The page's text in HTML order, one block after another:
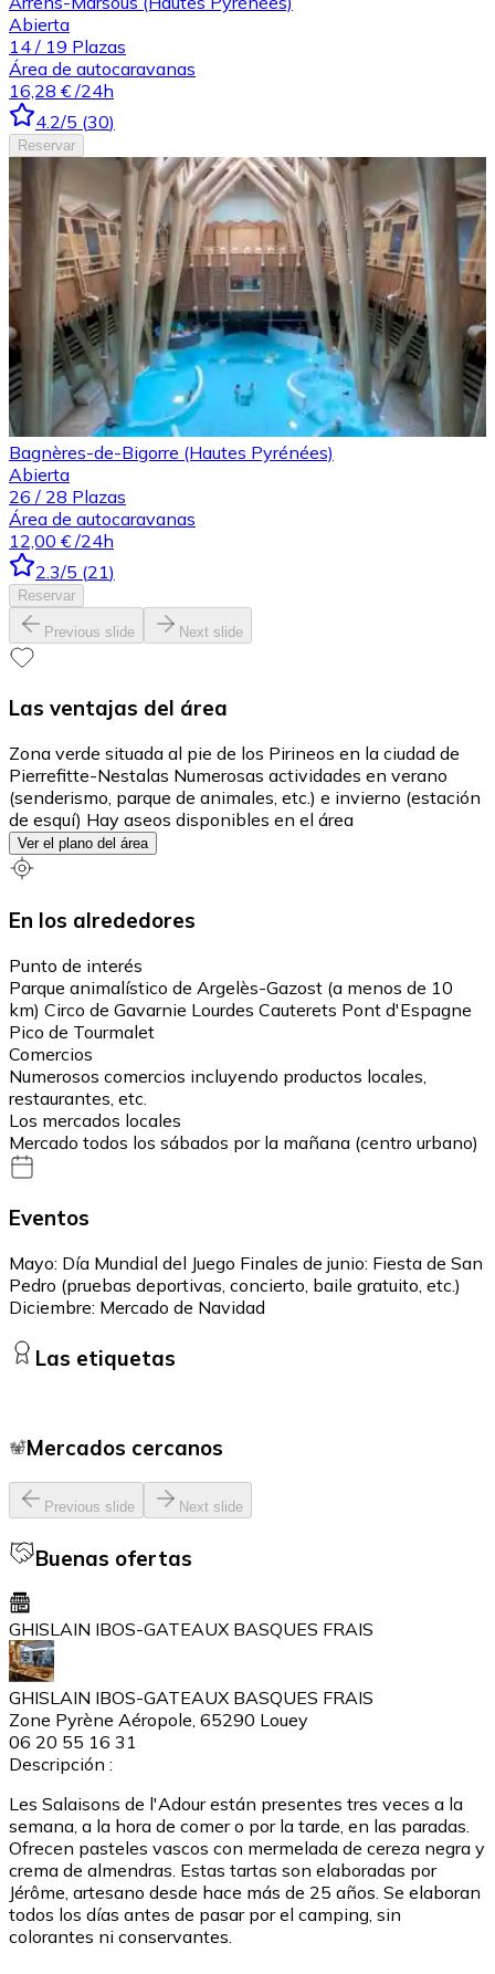
Abierta
14 / 19 Plazas
Área de autocaravanas
16,28 € /24h
4.2/5 (30)
Reservar
Bagnères-de-Bigorre (Hautes Pyrénées)
Abierta
26 / 28 Plazas
Área de autocaravanas
12,00 € /24h
2.3/5 (21)
Reservar
Previous slide Next slide
Las ventajas del área
Zona verde situada al pie de los Pirineos en la ciudad de
Pierrefitte-Nestalas Numerosas actividades en verano
(senderismo, parque de animales, etc.) e invierno (estación
de esquí) Hay aseos disponibles en el área
Ver el plano del área
En los alrededores
Punto de interés
Parque animalístico de Argelès-Gazost (a menos de 10
km) Circo de Gavarnie Lourdes Cauterets Pont d'Espagne
Pico de Tourmalet
Comercios
Numerosos comercios incluyendo productos locales,
restaurantes, etc.
Los mercados locales
Mercado todos los sábados por la mañana (centro urbano)
Eventos
Mayo: Día Mundial del Juego Finales de junio: Fiesta de San
Pedro (pruebas deportivas, concierto, baile gratuito, etc.)
Diciembre: Mercado de Navidad
Las etiquetas
Mercados cercanos
Previous slide Next slide
Buenas ofertas
GHISLAIN IBOS-GATEAUX BASQUES FRAIS
GHISLAIN IBOS-GATEAUX BASQUES FRAIS
Zone Pyrène Aéropole, 65290 Louey
06 20 55 16 31
Descripción :
Les Salaisons de l'Adour están presentes tres veces a la
semana, a la hora de comer o por la tarde, en las paradas.
Ofrecen pasteles vascos con mermelada de cereza negra y
crema de almendras. Estas tartas son elaboradas por
Jérôme, artesano desde hace más de 25 años. Se elaboran
todos los días antes de pasar por el camping, sin
colorantes ni conservantes.